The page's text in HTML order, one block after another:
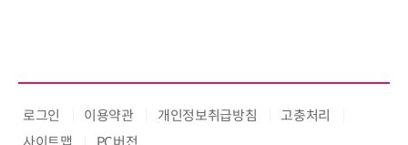
로그인 이용약관 개인정보취급방침
고충처리
사이트맵
PC버전